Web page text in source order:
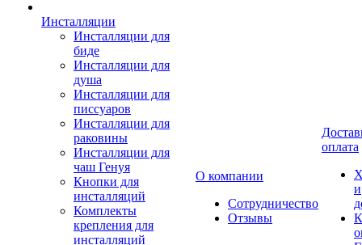
Инсталляции
Инсталляции для
биде
Инсталляции для
душа
Инсталляции для
писсуаров
Инсталляции для
раковины
Инсталляции для
чаш Генуя
Кнопки для
инсталляций
Комплекты
крепления для
инсталляций
О компании
Сотрудничество
Отзывы
оплата
и